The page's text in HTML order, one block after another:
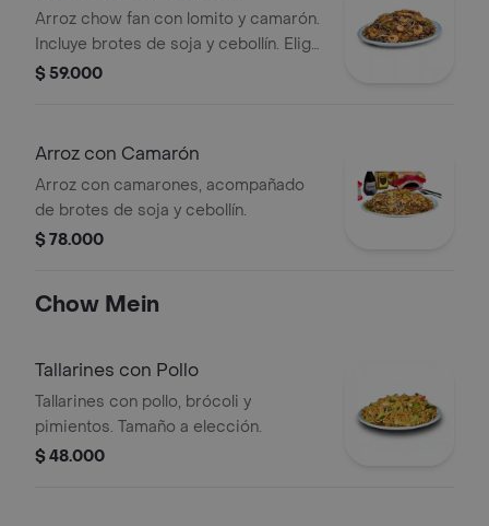
Arroz chow fan con lomito y camarón.
Incluye brotes de soja y cebollín. Elige
el tamaño.
$ 59.000
Arroz con Camarón
Arroz con camarones, acompañado
de brotes de soja y cebollín.
$ 78.000
Chow Mein
Tallarines con Pollo
Tallarines con pollo, brócoli y
pimientos. Tamaño a elección.
$ 48.000